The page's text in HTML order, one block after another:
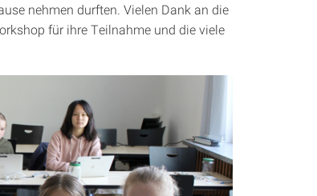
nehmen durften. Vielen Dank an die
für ihre Teilnahme und die viele